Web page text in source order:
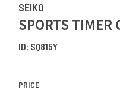
SEIKO
SPORTS TIMER
ID: SQ815Y
PRICE